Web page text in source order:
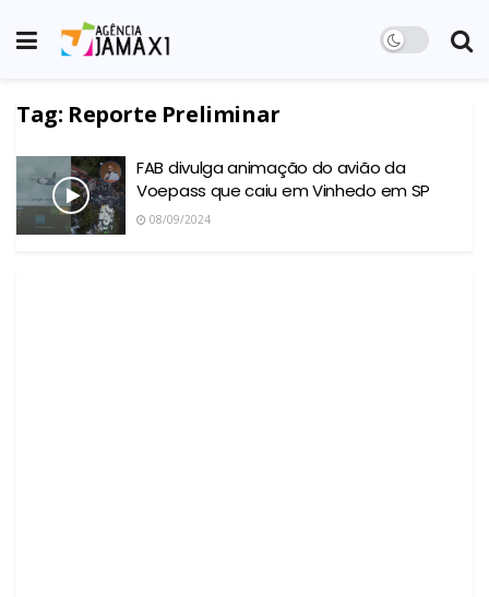
Tag: Reporte Preliminar
FAB divulga animação do avião da
Voepass que caiu em Vinhedo em SP
08/09/2024